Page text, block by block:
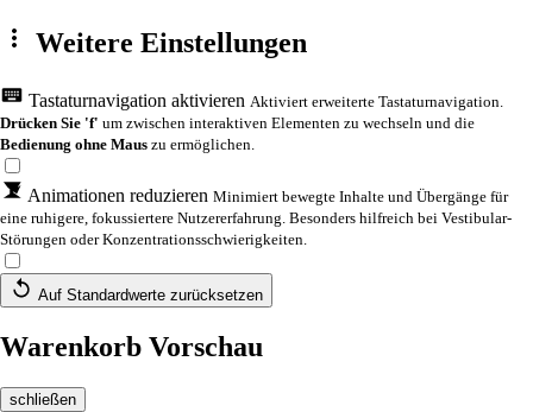
Weitere Einstellungen
Tastaturnavigation aktivieren Aktiviert erweiterte Tastaturnavigation.
Drücken Sie 'f' um zwischen interaktiven Elementen zu wechseln und die
Bedienung ohne Maus zu ermöglichen.
Animationen reduzieren Minimiert bewegte Inhalte und Übergänge für
eine ruhigere, fokussiertere Nutzererfahrung. Besonders hilfreich bei Vestibular-
Störungen oder Konzentrationsschwierigkeiten.
Auf Standardwerte zurücksetzen
Warenkorb Vorschau
schließen